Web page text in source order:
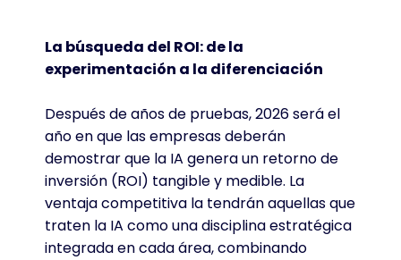
La búsqueda del ROI: de la
experimentación a la diferenciación
Después de años de pruebas, 2026 será el
año en que las empresas deberán
demostrar que la IA genera un retorno de
inversión (ROI) tangible y medible. La
ventaja competitiva la tendrán aquellas que
traten la IA como una disciplina estratégica
integrada en cada área, combinando